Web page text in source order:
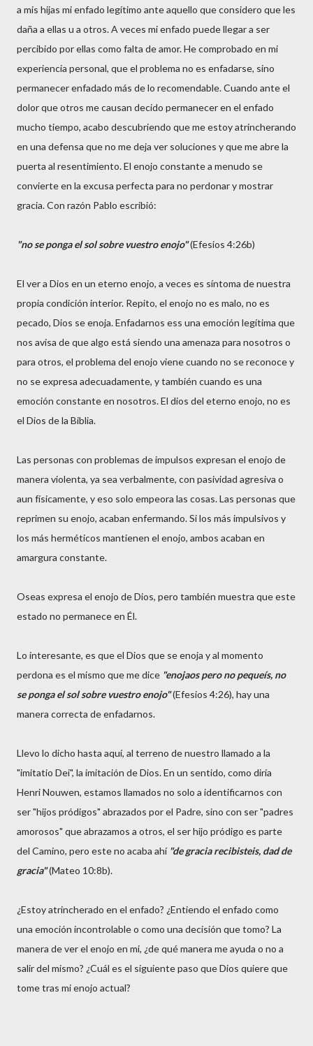
a mis hijas mi enfado legítimo ante aquello que considero que les
daña a ellas u a otros. A veces mi enfado puede llegar a ser
percibido por ellas como falta de amor. He comprobado en mi
experiencia personal, que el problema no es enfadarse, sino
permanecer enfadado más de lo recomendable. Cuando ante el
dolor que otros me causan decido permanecer en el enfado
mucho tiempo, acabo descubriendo que me estoy atrincherando
en una defensa que no me deja ver soluciones y que me abre la
puerta al resentimiento. El enojo constante a menudo se
convierte en la excusa perfecta para no perdonar y mostrar
gracia. Con razón Pablo escribió:
"no se ponga el sol sobre vuestro enojo"(Efesios 4:26b)
El ver a Dios en un eterno enojo, a veces es síntoma de nuestra
propia condición interior. Repito, el enojo no es malo, no es
pecado, Dios se enoja. Enfadarnos ess una emoción legítima que
nos avisa de que algo está siendo una amenaza para nosotros o
para otros, el problema del enojo viene cuando no se reconoce y
no se expresa adecuadamente, y también cuando es una
emoción constante en nosotros. El dios del eterno enojo, no es
el Dios de la Biblia.
Las personas con problemas de impulsos expresan el enojo de
manera violenta, ya sea verbalmente, con pasividad agresiva o
aun físicamente, y eso solo empeora las cosas. Las personas que
reprimen su enojo, acaban enfermando. Si los más impulsivos y
los más herméticos mantienen el enojo, ambos acaban en
amargura constante.
Oseas expresa el enojo de Dios, pero también muestra que este
estado no permanece en Él.
Lo interesante, es que el Dios que se enoja y al momento
perdona es el mismo que me dice "enojaos pero no pequeís, no
se ponga el sol sobre vuestro enojo"(Efesios 4:26), hay una
manera correcta de enfadarnos.
Llevo lo dicho hasta aquí, al terreno de nuestro llamado a la
"imitatio Dei", la imitación de Dios. En un sentido, como diría
Henri Nouwen, estamos llamados no solo a identificarnos con
ser "hijos pródigos" abrazados por el Padre, sino con ser "padres
amorosos" que abrazamos a otros, el ser hijo pródigo es parte
del Camino, pero este no acaba ahí "de gracia recibisteis, dad de
gracia"(Mateo 10:8b).
¿Estoy atrincherado en el enfado? ¿Entiendo el enfado como
una emoción incontrolable o como una decisión que tomo? La
manera de ver el enojo en mi, ¿de qué manera me ayuda o no a
salir del mismo? ¿Cuál es el siguiente paso que Dios quiere que
tome tras mi enojo actual?